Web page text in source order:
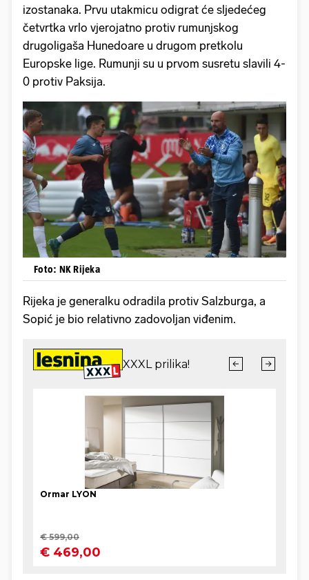
izostanaka. Prvu utakmicu odigrat će sljedećeg
četvrtka vrlo vjerojatno protiv rumunjskog
drugoligaša Hunedoare u drugom pretkolu
Europske lige. Rumunji su u prvom susretu slavili 4-
0 protiv Paksija.
Foto: NK Rijeka
Rijeka je generalku odradila protiv Salzburga, a
Sopić je bio relativno zadovoljan viđenim.